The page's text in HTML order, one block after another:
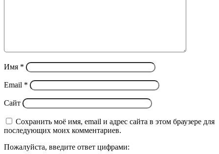
Имя *
Email *
Сайт
Сохранить моё имя, email и адрес сайта в этом браузере для
последующих моих комментариев.
Пожалуйста, введите ответ цифрами: